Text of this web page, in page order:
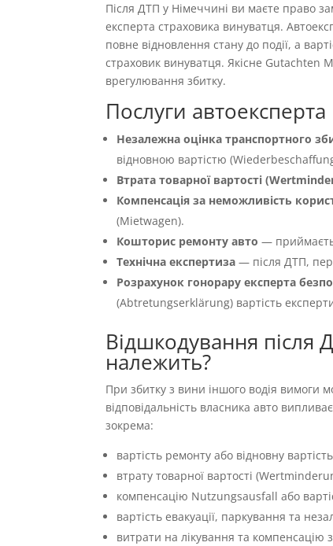
Після ДТП у Німеччині ви маєте право
експерта страховика винуватця.
повне відновлення стану до події, а
страховик винуватця. Якісне Gutachten
врегулювання збитку.
Послуги
Незалежна оцінка транспортного
відновною вартістю
Втрата товарної вартості
Компенсація за неможливість
(Mietwagen).
Кошторис ремонту авто —
Технічна експертиза — після ДТП,
Розрахунок гонорару експерта
(Abtretungserklärung) вартість
Відшкодування
належить?
При збитку з вини іншого водія вимоги
відповідальність власника авто
зокрема:
вартість ремонту або відновну
втрату товарної вартості
компенсацію Nutzungsausfall або
вартість евакуації, паркування та
витрати на лікування та компенсацію